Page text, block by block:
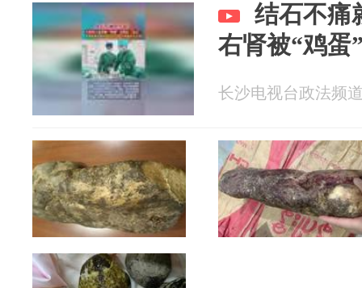
结石不痛
右肾被“鸡蛋
长沙电视台政法频